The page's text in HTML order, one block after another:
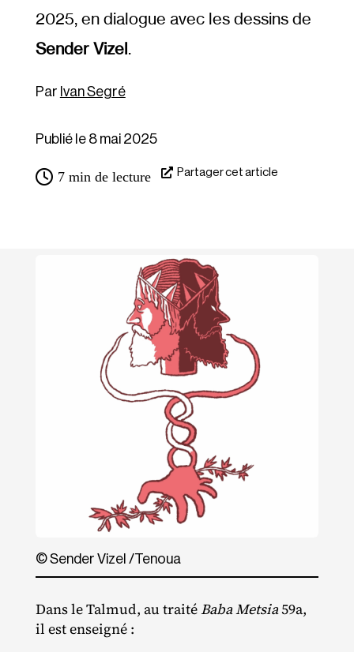
2025, en dialogue avec les dessins de
Sender Vizel.
Ivan Segré
Publié le 8 mai 2025
7 min de lecture Partager cet article
© Sender Vizel /​Tenoua
Dans le Talmud, au traitéBaba Metsia59a,
il est enseigné :